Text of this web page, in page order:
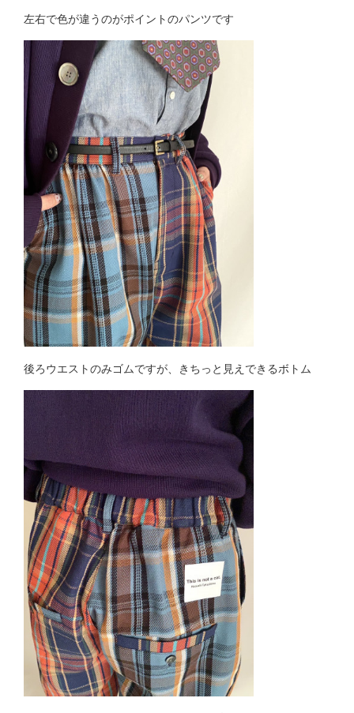
左右で色が違うのがポイントのパンツです
後ろウエストのみゴムですが、きちっと見えできるボトム